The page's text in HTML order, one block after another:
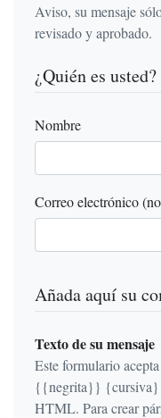
Aviso, su mensaje
revisado y aprobado.
¿Quién es usted?
Nombre
Correo electrónico
Añada aquí su
Texto de su mensaje
Este formulario
{{negrita}} {cursiva}
HTML. Para crear